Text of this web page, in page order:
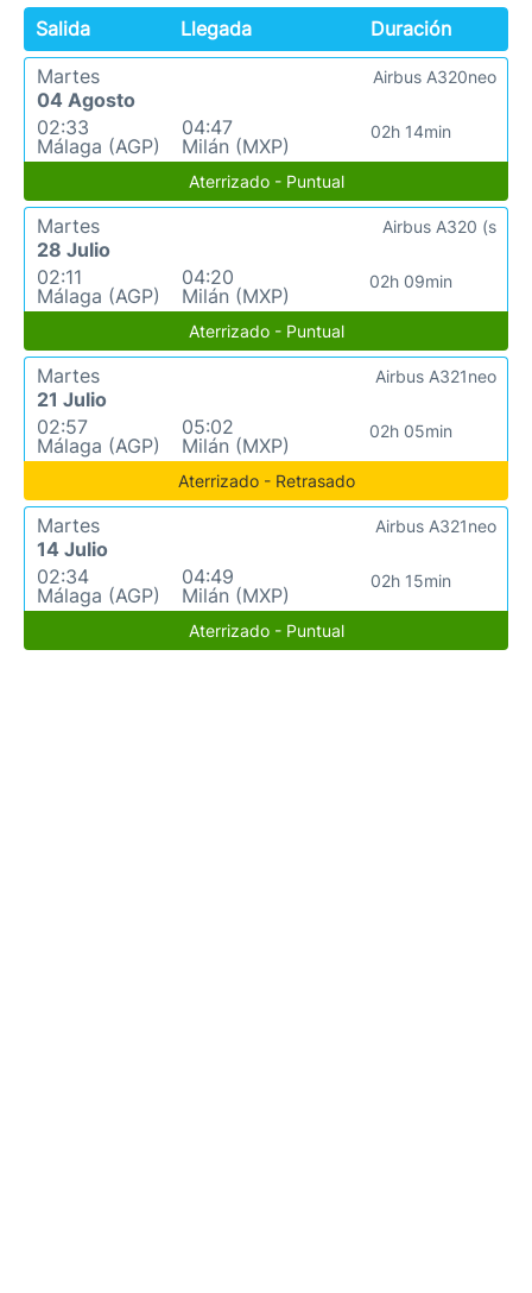
Salida Llegada
Duración
Martes
04 Agosto
02:33
Málaga (AGP)
04:47
Milán (MXP)
02h 14min
Airbus A320neo
Aterrizado - Puntual
Martes
28 Julio
02:11
Málaga (AGP)
04:20
Milán (MXP)
02h 09min
Airbus A320 (s
Aterrizado - Puntual
Martes
21 Julio
02:57
Málaga (AGP)
05:02
Milán (MXP)
02h 05min
Airbus A321neo
Aterrizado - Retrasado
Martes
14 Julio
02:34
Málaga (AGP)
04:49
Milán (MXP)
02h 15min
Airbus A321neo
Aterrizado - Puntual